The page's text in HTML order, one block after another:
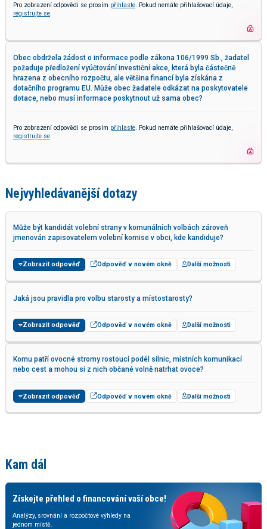
Pro zobrazení odpovědi se prosím přihlaste . Pokud nemáte přihlašovací údaje,
registrujte se
Obec obdržela žádost o informace podle zákona 106/1999 Sb., žadatel
požaduje předložení vyúčtování investiční akce, která byla částečně
hrazena z obecního rozpočtu, ale většina financí byla získána z
dotačního programu EU. Může obec žadatele odkázat na poskytovatele
dotace, nebo musí informace poskytnout už sama obec?
Pro zobrazení odpovědi se prosím přihlaste . Pokud nemáte přihlašovací údaje,
registrujte se
Nejvyhledávanější dotazy
Může být kandidát volební strany v komunálních volbách zároveň
jmenován zapisovatelem volební komise v obci, kde kandiduje?
Zobrazit odpověď Odpověď v novém okně Další možnosti
Jaká jsou pravidla pro volbu starosty a místostarosty?
Zobrazit odpověď Odpověď v novém okně Další možnosti
Komu patří ovocné stromy rostoucí podél silnic, místních komunikací
nebo cest a mohou si z nich občané volně natrhat ovoce?
Zobrazit odpověď Odpověď v novém okně Další možnosti
Kam dál
Získejte přehled o financování vaší obce!
Analýzy, srovnání a rozpočtové výhledy na
jednom místě.